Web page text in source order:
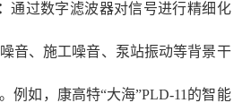
通过数字滤波器对信号进行精细化
音、施工噪音、泵站振动等背景干
例如，康高特“大海”PLD-11的智能